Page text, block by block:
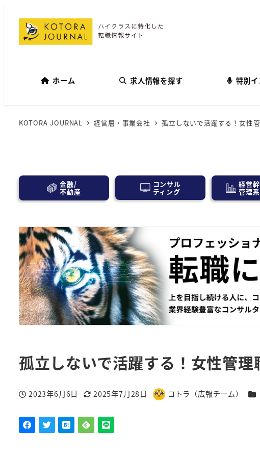
ホーム 求人情報を探す 特別
KOTORA JOURNAL 経営層・事業会社 孤立しないで活躍する！女性
金融/
不動産
コンサル
ティング
経営
管理
孤立しないで活躍する！女性管
投稿日
2023年6月6日
更新日
2025年7月28日
著
コトラ（広報チーム） カ